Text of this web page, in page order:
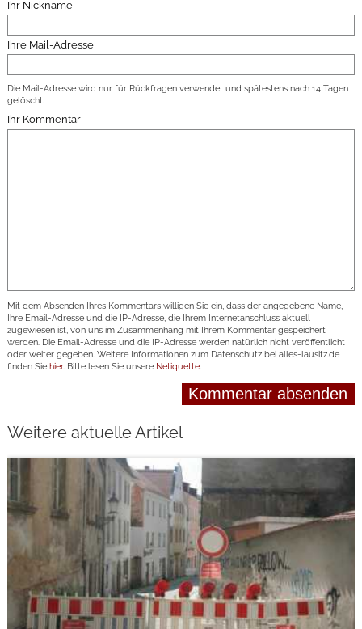
Ihr Nickname
Ihre Mail-Adresse
Die Mail-Adresse wird nur für Rückfragen verwendet und spätestens nach 14 Tagen
gelöscht.
Ihr Kommentar
Mit dem Absenden Ihres Kommentars willigen Sie ein, dass der angegebene Name,
Ihre Email-Adresse und die IP-Adresse, die Ihrem Internetanschluss aktuell
zugewiesen ist, von uns im Zusammenhang mit Ihrem Kommentar gespeichert
werden. Die Email-Adresse und die IP-Adresse werden natürlich nicht veröffentlicht
oder weiter gegeben. Weitere Informationen zum Datenschutz bei alles-lausitz.de
finden Sie hier. Bitte lesen Sie unsere Netiquette.
Weitere aktuelle Artikel
weiterlesen